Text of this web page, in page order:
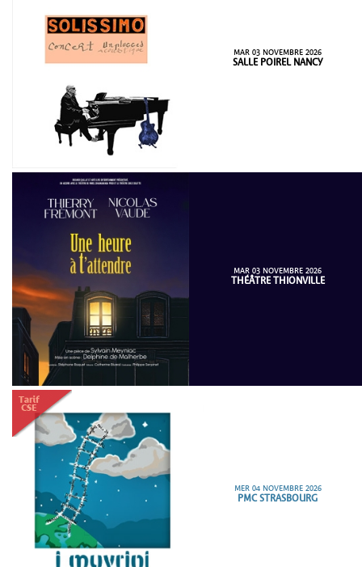
MAR 03 NOVEMBRE 2026
SALLE POIREL NANCY
MAR 03 NOVEMBRE 2026
THÉÂTRE THIONVILLE
MER 04 NOVEMBRE 2026
PMC STRASBOURG